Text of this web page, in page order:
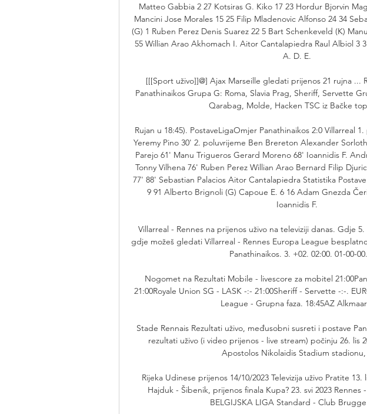
Matteo Gabbia 2 27 Kotsiras G. Kiko 17 23 Hordur Bjorvin
Mancini Jose Morales 15 25 Filip Mladenovic Alfonso 24 34
(G) 1 Ruben Perez Denis Suarez 22 5 Bart Schenkeveld (K)
55 Willian Arao Akhomach I. Aitor Cantalapiedra Raul Albiol 3
A. D. E.
[[[Sport uživo]]@] Ajax Marseille gledati prijenos 21 rujna ...
Panathinaikos Grupa G: Roma, Slavia Prag, Sheriff, Servette
Qarabag, Molde, Hacken TSC iz Bačke
Rujan u 18:45). PostaveLigaOmjer Panathinaikos 2:0 Villarreal
Yeremy Pino 30' 2. poluvrijeme Ben Brereton Alexander
Parejo 61' Manu Trigueros Gerard Moreno 68' Ioannidis F.
Tonny Vilhena 76' Ruben Perez Willian Arao Bernard Filip
77' 88' Sebastian Palacios Aitor Cantalapiedra Statistika
9 91 Alberto Brignoli (G) Capoue E. 6 16 Adam Gnezda
Ioannidis F.
Villarreal - Rennes na prijenos uživo na televiziji danas. Gdje
gdje možeš gledati Villarreal - Rennes Europa League
Panathinaikos. 3. +02. 02:00. 01-00-00.
Nogomet na Rezultati Mobile - livescore za mobitel
21:00Royale Union SG - LASK -:- 21:00Sheriff - Servette -:-.
League - Grupna faza. 18:45AZ Alkmaar
Stade Rennais Rezultati uživo, međusobni susreti i postave
rezultati uživo (i video prijenos - live stream) počinju 26. lis
Apostolos Nikolaidis Stadium stadionu,
Rijeka Udinese prijenos 14/10/2023 Televizija uživo Pratite
Hajduk - Šibenik, prijenos finala Kupa? 23. svi 2023 Rennes
BELGIJSKA LIGA Standard - Club Brugge